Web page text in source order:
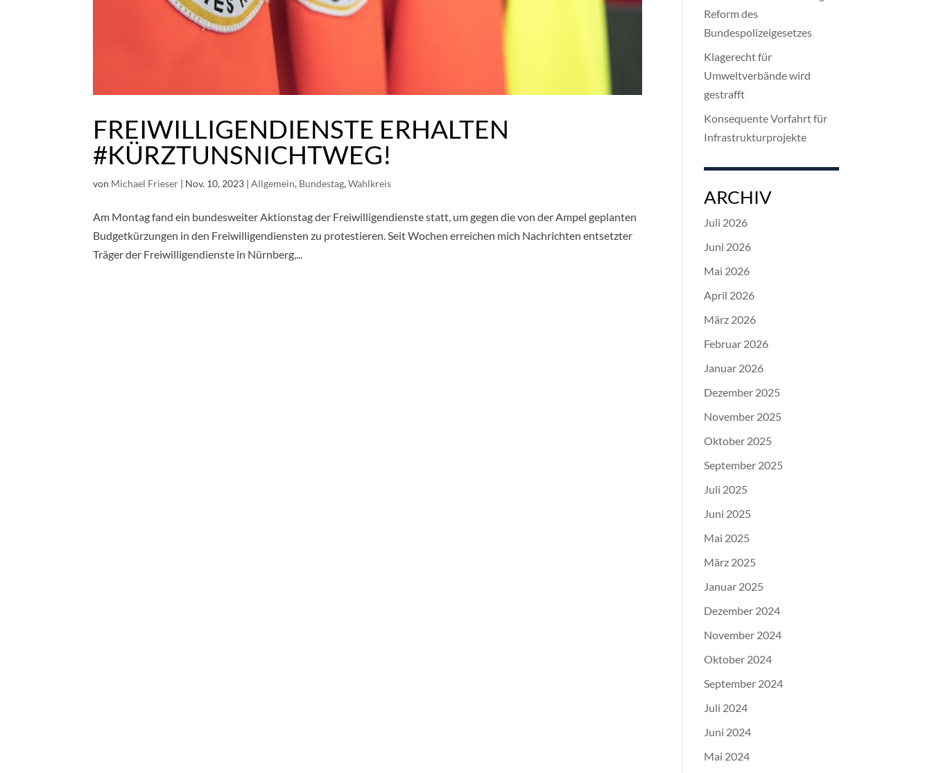
FREIWILLIGENDIENSTE ERHALTEN
#KÜRZTUNSNICHTWEG!
von Michael Frieser | Nov. 10, 2023 |Allgemein, Bundestag,Wahlkreis
Am Montag fand ein bundesweiter Aktionstag der Freiwilligendienste statt, um gegen die von der Ampel geplanten
Budgetkürzungen in den Freiwilligendiensten zu protestieren. Seit Wochen erreichen mich Nachrichten entsetzter
Träger der Freiwilligendienste in Nürnberg,...
Reform des
Bundespolizeigesetzes
Klagerecht für
Umweltverbände wird
gestrafft
Konsequente Vorfahrt für
Infrastrukturprojekte
ARCHIV
Juli 2026
Juni 2026
Mai 2026
April 2026
März 2026
Februar 2026
Januar 2026
Dezember 2025
November 2025
Oktober 2025
September 2025
Juli 2025
Juni 2025
Mai 2025
März 2025
Januar 2025
Dezember 2024
November 2024
Oktober 2024
September 2024
Juli 2024
Juni 2024
Mai 2024